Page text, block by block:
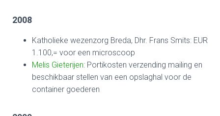
2008
Katholieke wezenzorg Breda, Dhr. Frans Smits: EUR
1.100,= voor een microscoop
Melis Gieterijen: Portikosten verzending mailing en
beschikbaar stellen van een opslaghal voor de
container goederen